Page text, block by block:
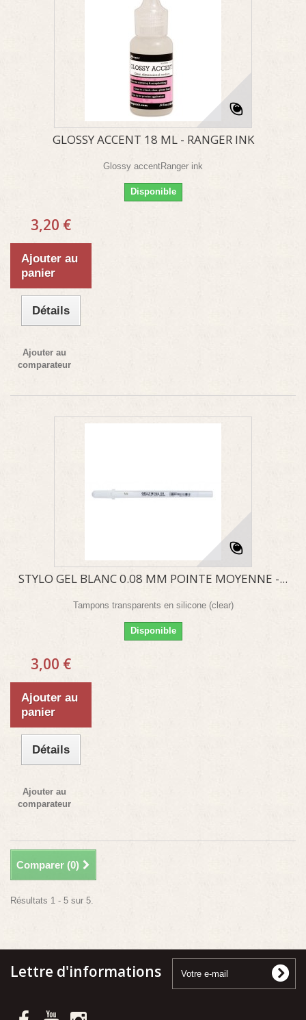
GLOSSY ACCENT 18 ML - RANGER INK
Glossy accentRanger ink
Disponible
3,20 €
Ajouter au
panier
Détails
Ajouter au
comparateur
STYLO GEL BLANC 0.08 MM POINTE MOYENNE -...
Tampons transparents en silicone (clear)
Disponible
3,00 €
Ajouter au
panier
Détails
Ajouter au
comparateur
Comparer (0)
Résultats 1 - 5 sur 5.
Lettre d'informations